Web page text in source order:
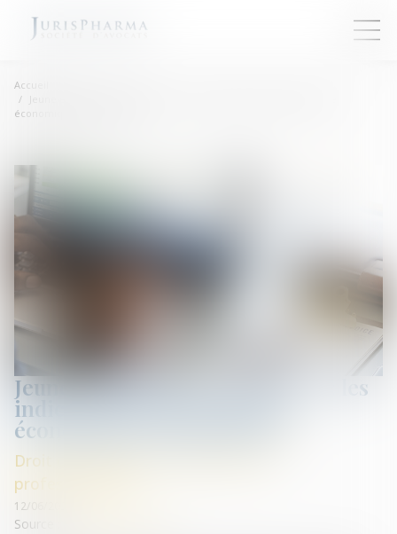
Accueil
économique sont précisés
Jeune entreprise de croissance : les
indicateurs de performance
économique sont précisés
Droit des sociétés commerciales et
professionnelles
12/06/2024
Source :